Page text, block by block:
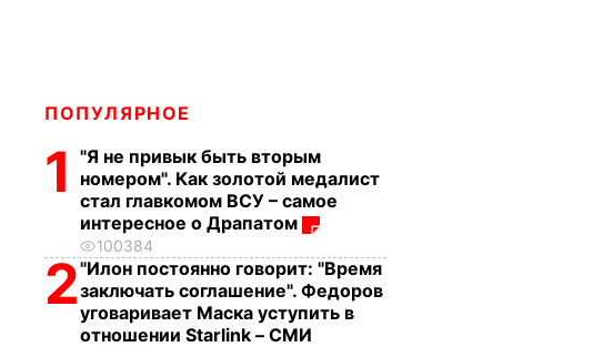
ПОПУЛЯРНОЕ
1
"Я не привык быть вторым
номером". Как золотой медалист
стал главкомом ВСУ – самое
интересное о Драпатом
100384
2"Илон постоянно говорит: "Время
заключать соглашение". Федоров
уговаривает Маска уступить в
отношении Starlink – СМИ